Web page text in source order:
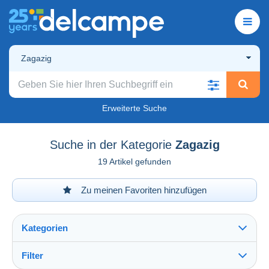
Zagazig
Erweiterte Suche
Suche in der Kategorie Zagazig
19 Artikel gefunden
Zu meinen Favoriten hinzufügen
Kategorien
Filter